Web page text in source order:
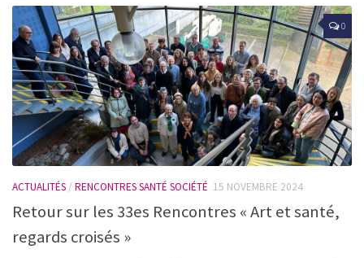
0
ACTUALITÉS / RENCONTRES SANTÉ SOCIÉTÉ 15 NOVEMBRE 2024
Retour sur les 33es Rencontres « Art et santé,
regards croisés »